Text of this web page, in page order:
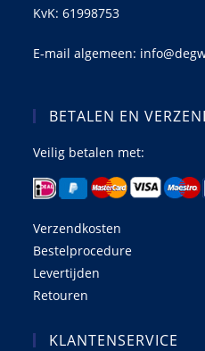
KvK: 61998753
E-mail algemeen:
BETALEN EN
Veilig betalen met:
Verzendkosten
Bestelprocedure
Levertijden
Retouren
KLANTENSERVICE